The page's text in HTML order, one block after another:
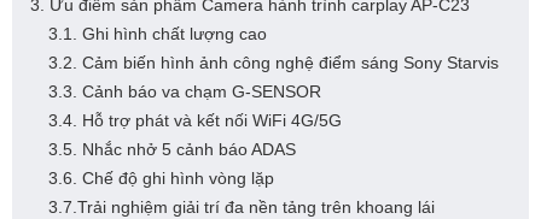
3. Ưu điểm sản phẩm Camera hành trình carplay AP-C23
3.1. Ghi hình chất lượng cao
3.2. Cảm biến hình ảnh công nghệ điểm sáng Sony Starvis
3.3. Cảnh báo va chạm G-SENSOR
3.4. Hỗ trợ phát và kết nối WiFi 4G/5G
3.5. Nhắc nhở 5 cảnh báo ADAS
3.6. Chế độ ghi hình vòng lặp
3.7.Trải nghiệm giải trí đa nền tảng trên khoang lái